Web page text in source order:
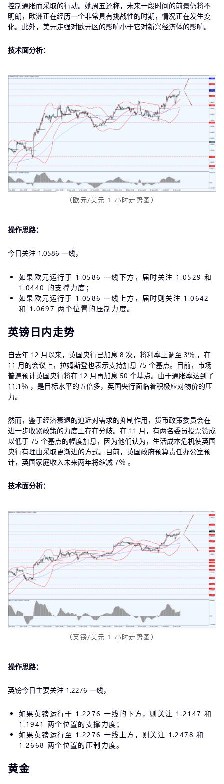
控制通胀而采取的行动。她周五还称，未来一段时间的前景仍将不
明朗，欧洲正在经历一个非常具有挑战性的时期，情况正在发生变
化。此外，美元走强对欧元区的影响小于它对新兴经济体的影响。
技术面分析：
（欧元/美元 1 小时走势图）
操作思路：
今日关注 1.0586 一线，
如果欧元运行于 1.0586 一线下方，届时关注 1.0529 和
1.0440 的支撑力度；
如果欧元运行于 1.0586 一线上方，届时则关注 1.0642
和 1.0697 两个位置的压制力度。
英镑日内走势
自去年 12 月以来，英国央行已加息 8 次，将利率上调至 3％ ，在
11 月的会议上，拉姆斯登也表示支持加息 75 个基点。目前，市场
普遍预计英国央行将在 12 月再加息 50 个基点。由于通胀率达到了
11.1％ ，是目标水平的五倍多，英国央行面临着积极应对物价的压
力。
然而，鉴于经济衰退的迫近对需求的抑制作用，货币政策委员会在
进一步收紧政策的力度上存在分歧。在 11 月，有两名委员投票赞成
以低于 75 个基点的幅度加息，因为他们认为，生活成本危机使英国
央行有理由采取更渐进的方式。目前，英国政府预算责任办公室预
计，英国家庭收入未来两年将缩减 7％ 。
技术面分析：
（英镑/美元 1 小时走势图）
操作思路：
英镑今日主要关注 1.2276 一线，
如果英镑运行于 1.2276 一线的下方，则关注 1.2147 和
1.1941 两个位置的支撑力度；
如果英镑运行至 1.2276 一线上方，则关注 1.2478 和
1.2668 两个位置的压制力度。
黄金